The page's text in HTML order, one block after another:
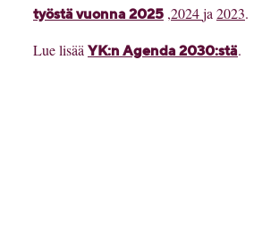
työstä vuonna 2025 ,2024ja 2023.
Lue lisää YK:n Agenda 2030:stä.